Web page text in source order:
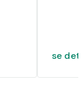
se